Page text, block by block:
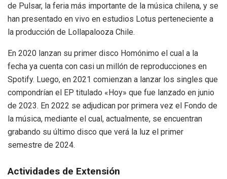
de Pulsar, la feria más importante de la música chilena, y se
han presentado en vivo en estudios Lotus perteneciente a
la producción de Lollapalooza Chile.
En 2020 lanzan su primer disco Homónimo el cual a la
fecha ya cuenta con casi un millón de reproducciones en
Spotify. Luego, en 2021 comienzan a lanzar los singles que
compondrían el EP titulado «Hoy» que fue lanzado en junio
de 2023. En 2022 se adjudican por primera vez el Fondo de
la música, mediante el cual, actualmente, se encuentran
grabando su último disco que verá la luz el primer
semestre de 2024.
Actividades de Extensión